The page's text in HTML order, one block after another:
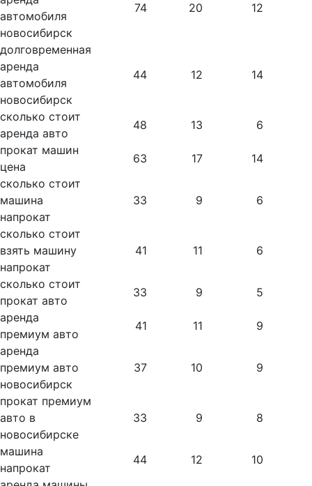
автомобиля
новосибирск
74 20 12
долговременная
аренда
автомобиля
новосибирск
44 12 14
сколько стоит
аренда авто
48 13
6
прокат машин
цена
63 17
14
сколько стоит
машина
напрокат
33 9 6
сколько стоит
взять машину
напрокат
41 11 6
сколько стоит
прокат авто
33 9
5
аренда
премиум авто
41 11
9
аренда
премиум авто
новосибирск
37 10 9
прокат премиум
авто в
новосибирске
33 9 8
машина
напрокат
44 12
10